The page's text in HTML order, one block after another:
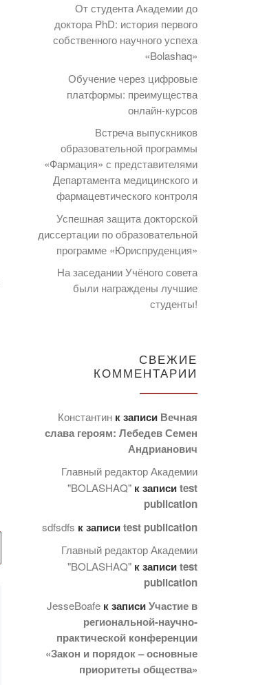
Опубликовано
12.12.2023
Эволюция
исторического
От студента Академии до
доктора PhD: история первого
собственного научного успеха
«Bolashaq»
Обучение через цифровые
платформы: преимущества
онлайн-курсов
Встреча выпускников
образовательной программы
«Фармация» с представителями
Департамента медицинского и
фармацевтического контроля
Успешная защита докторской
диссертации по образовательной
программе «Юриспруденция»
На заседании Учёного совета
были награждены лучшие
студенты!
СВЕЖИЕ
КОММЕНТАРИИ
Константин к записи Вечная
слава героям: Лебедев Семен
Андрианович
Главный редактор Академии
"BOLASHAQ" к записиtest
publication
sdfsdfs к записиtest publication
Главный редактор Академии
"BOLASHAQ" к записиtest
publication
JesseBoafe к записиУчастие в
региональной-научно-
практической конференции
«Закон и порядок – основные
приоритеты общества»